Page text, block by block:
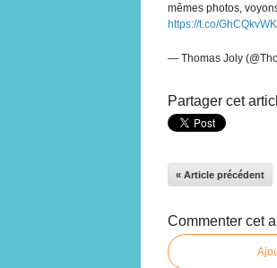
mêmes photos,
https://t.co/
— Thomas Joly
Partager cet
« Article précédent
Commenter cet